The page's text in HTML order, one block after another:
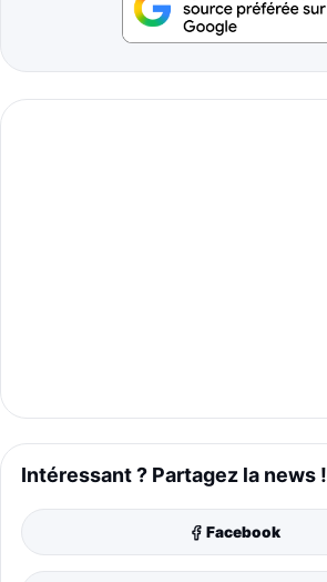
Intéressant ? Partagez la news !
Facebook